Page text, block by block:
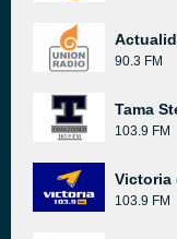
90.3 FM
Tama
103.9 FM
Victoria
103.9 FM